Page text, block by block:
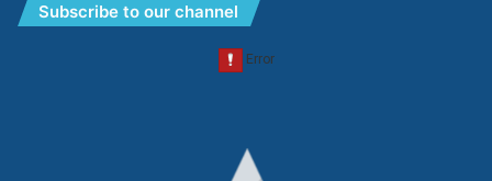
Subscribe to our channel